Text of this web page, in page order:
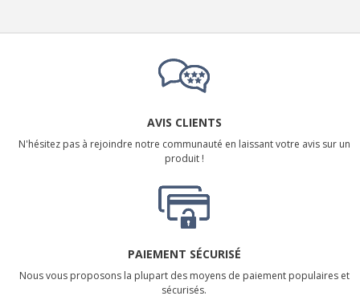
AVIS CLIENTS
N'hésitez pas à rejoindre notre communauté en laissant votre avis sur un
produit !
PAIEMENT SÉCURISÉ
Nous vous proposons la plupart des moyens de paiement populaires et
sécurisés.